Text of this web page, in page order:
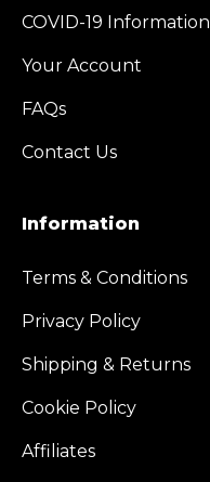
COVID-19 Information
Your Account
FAQs
Contact Us
Information
Terms & Conditions
Privacy Policy
Shipping & Returns
Cookie Policy
Affiliates